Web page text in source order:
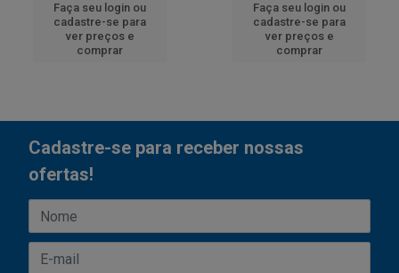
Faça seu login ou
cadastre-se para
ver preços e
comprar
Faça seu login ou
cadastre-se para
ver preços e
comprar
Cadastre-se para receber nossas
ofertas!